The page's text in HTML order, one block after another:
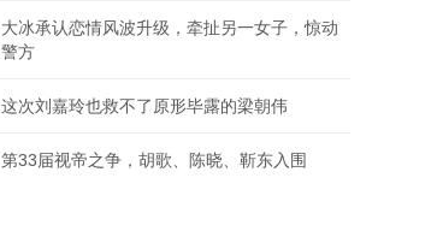
大冰承认恋情风波升级，牵扯另一女子，惊动
警方
这次刘嘉玲也救不了原形毕露的梁朝伟
第33届视帝之争，胡歌、陈晓、靳东入围